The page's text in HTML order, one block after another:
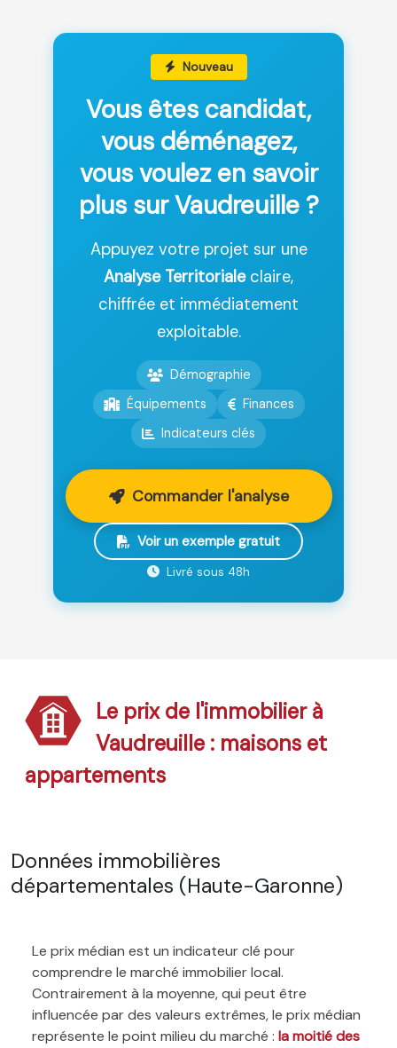
Nouveau
Vous êtes candidat,
vous déménagez,
vous voulez en savoir
plus sur Vaudreuille ?
Appuyez votre projet sur une
Analyse Territorialeclaire,
chiffrée et immédiatement
exploitable.
Démographie
Équipements
Finances
Indicateurs clés
Commander l'analyse
Voir un exemple gratuit
Livré sous 48h
Le prix de l'immobilier à
Vaudreuille : maisons et
appartements
Données immobilières
départementales (Haute-Garonne)
Le prix médian est un indicateur clé pour
comprendre le marché immobilier local.
Contrairement à la moyenne, qui peut être
influencée par des valeurs extrêmes, le prix médian
représente le point milieu du marché : la moitié des